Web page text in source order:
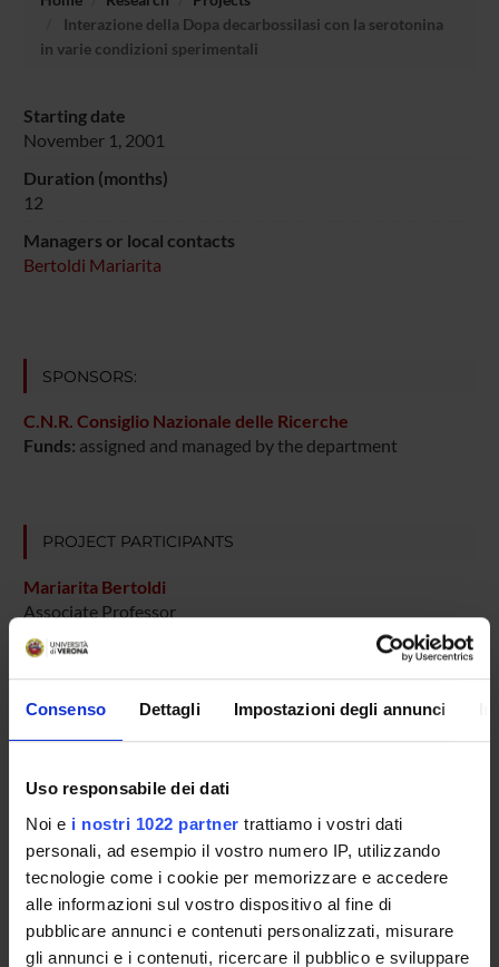
Consenso Dettagli Impostazioni degli annunci
Uso responsabile dei dati
Noi e i nostri 1022 partner trattiamo i vostri dati
personali, ad esempio il vostro numero IP, utilizzando
tecnologie come i cookie per memorizzare e accedere
alle informazioni sul vostro dispositivo al fine di
pubblicare annunci e contenuti personalizzati, misurare
gli annunci e i contenuti, ricercare il pubblico e sviluppare
Interazione della Dopa decarbossilasi con la serotonina
in varie condizioni sperimentali
Starting date
November 1, 2001
Duration (months)
12
Managers or local contacts
Bertoldi Mariarita
SPONSORS:
C.N.R. Consiglio Nazionale delle Ricerche
Funds: assigned and managed by the department
PROJECT PARTICIPANTS
Mariarita Bertoldi
Associate Professor
Silvia Bianconi
Technical-administrative staff
PUBLICATIONS
TITLE
Dopa decarboxylase exhibits low pH half-transaminase